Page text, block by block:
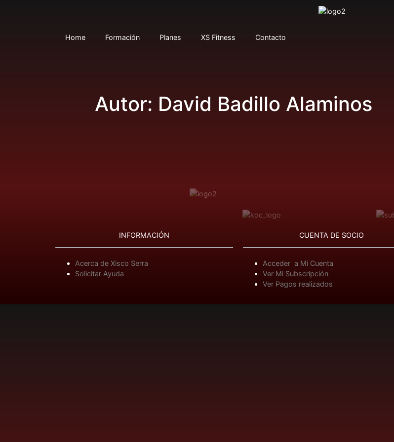
Home Formación Planes XS Fitness Contacto
Autor: David Badillo Alaminos
INFORMACIÓN
Acerca de Xisco Serra
Solicitar Ayuda
CUENTA DE SOCIO
Acceder a Mi Cuenta
Ver Mi Subscripción
Ver Pagos realizados